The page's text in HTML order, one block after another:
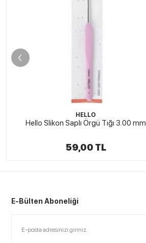
HELLO
Hello Slikon Saplı Örgü Tığı 3.50 mm
59,00 TL
E-Bülten Aboneliği